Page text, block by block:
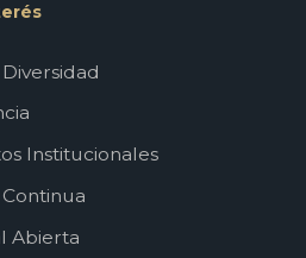
Institucionales
Abierta